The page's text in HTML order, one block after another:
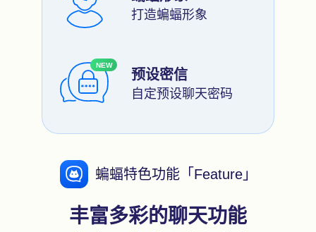
打造蝙蝠形象
NEW
预设密信
自定预设聊天密码
蝙蝠特色功能「Feature」
丰富多彩的聊天功能